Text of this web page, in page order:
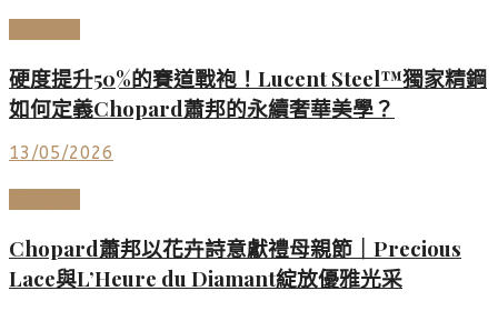
硬度提升50%的賽道戰袍！Lucent Steel™獨家精鋼
如何定義Chopard蕭邦的永續奢華美學？
13/05/2026
Chopard蕭邦以花卉詩意獻禮母親節｜Precious
Lace與L’Heure du Diamant綻放優雅光采